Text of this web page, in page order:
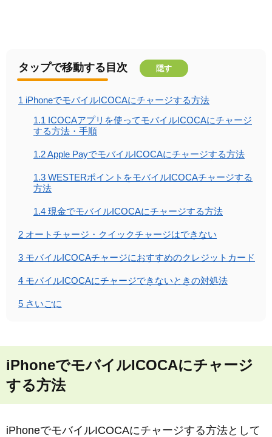
タップで移動する目次 隠す
1 iPhoneでモバイルICOCAにチャージする方法
1.1 ICOCAアプリを使ってモバイルICOCAにチャージ
する方法・手順
1.2Apple PayでモバイルICOCAにチャージする方法
1.3 WESTERポイントをモバイルICOCAチャージする
方法
1.4 現金でモバイルICOCAにチャージする方法
2 オートチャージ・クイックチャージはできない
3 モバイルICOCAチャージにおすすめのクレジットカード
4 モバイルICOCAにチャージできないときの対処法
5 さいごに
iPhoneでモバイルICOCAにチャージ
する方法
iPhoneでモバイルICOCAにチャージする方法として